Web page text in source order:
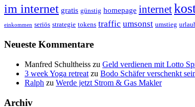
im internet gratis günstig homepage internet
einkommen seriös strategie tokens traffic umsonst umstieg
Neueste Kommentare
Manfred Schultheiss zu Geld verdienen mit Lotto
3 week Yoga retreat zu Bodo Schäfer verschenkt
Ralph zu Werde jetzt Strom & Gas Makler
Archiv